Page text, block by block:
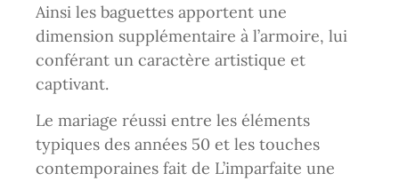
Ainsi les baguettes apportent une
dimension supplémentaire à l’armoire, lui
conférant un caractère artistique et
captivant.
Le mariage réussi entre les éléments
typiques des années 50 et les touches
contemporaines fait de L’imparfaite une